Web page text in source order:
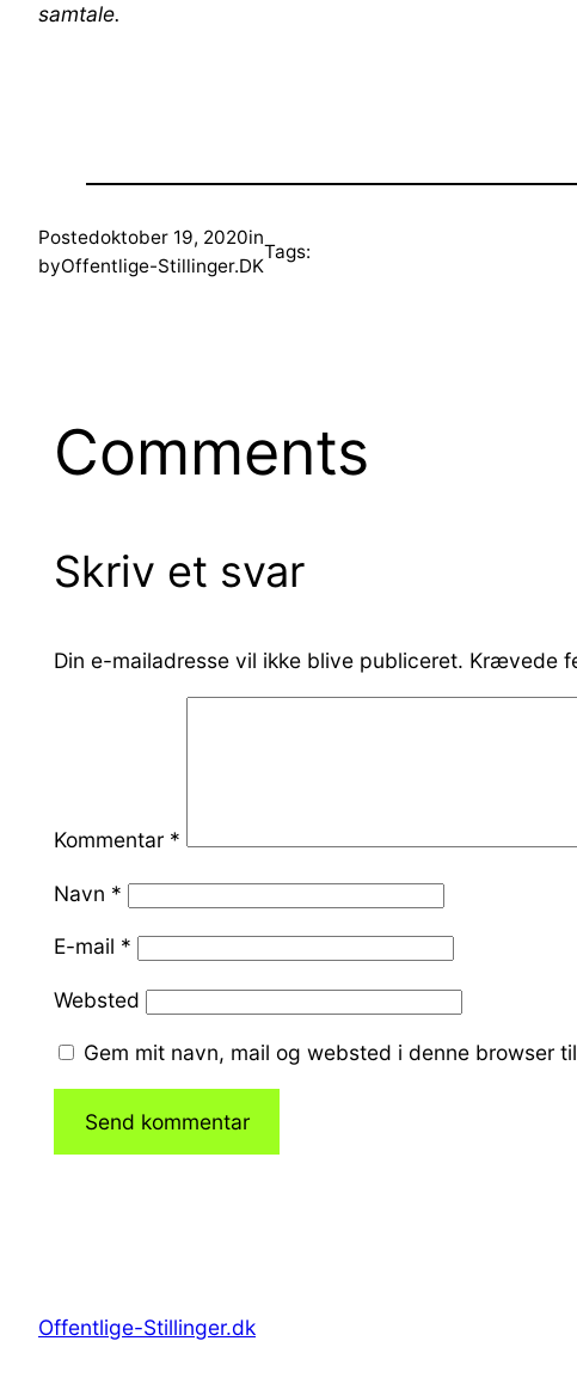
samtale.
Postedoktober 19, 2020in
byOffentlige-Stillinger.DK
Tags:
Comments
Skriv et svar
Din e-mailadresse vil ikke blive publiceret. Krævede
Kommentar *
Navn *
E-mail *
Websted
Gem mit navn, mail og websted i denne browser
Offentlige-Stillinger.dk